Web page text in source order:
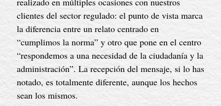
clientes del sector regulado: el punto de vista marca
la diferencia entre un relato centrado en
“cumplimos la norma” y otro que pone en el centro
“respondemos a una necesidad de la ciudadanía y la
administración”. La recepción del mensaje, si lo has
notado, es totalmente diferente, aunque los hechos
sean los mismos.